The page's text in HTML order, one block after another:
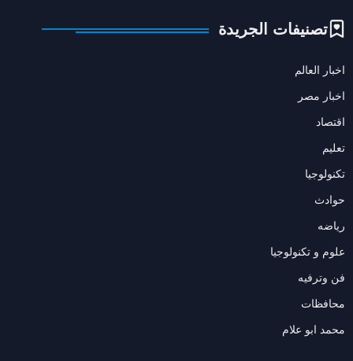
تصنيفات الجريدة
اخبار العالم
اخبار مصر
اقتصاد
تعليم
تكنولوجيا
حوادث
رياضه
علوم و تكنولوجيا
فن وترفيه
محافظات
محمد ابو علام